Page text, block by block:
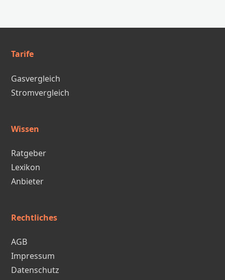
Tarife
Gasvergleich
Stromvergleich
Wissen
Ratgeber
Lexikon
Anbieter
Rechtliches
AGB
Impressum
Datenschutz